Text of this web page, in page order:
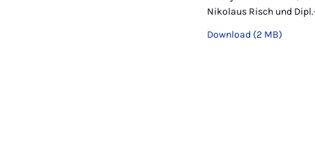
Nikolaus Risch und
Download (2 MB)